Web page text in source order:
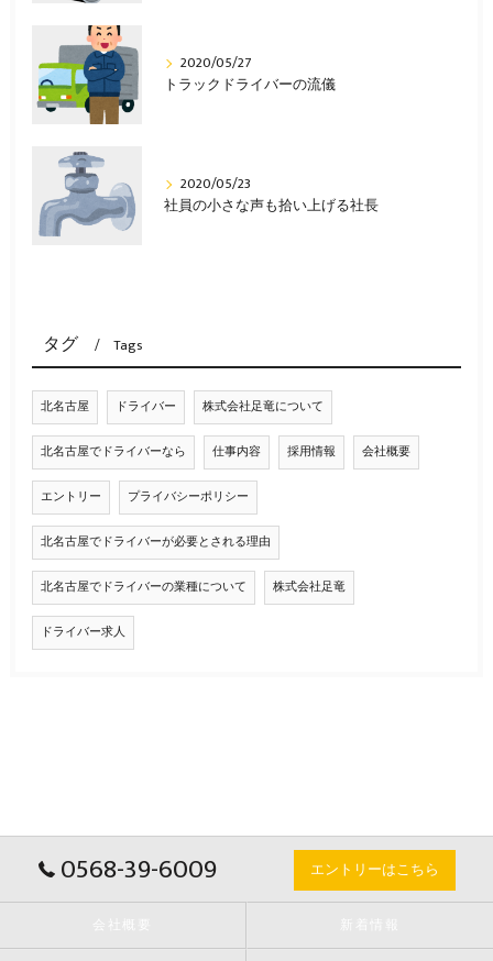
2020/05/27
トラックドライバーの流儀
2020/05/23
社員の小さな声も拾い上げる社長
タグ Tags
北名古屋 ドライバー 株式会社足竜について
北名古屋でドライバーなら 仕事内容 採用情報 会社概要
エントリー プライバシーポリシー
北名古屋でドライバーが必要とされる理由
北名古屋でドライバーの業種について 株式会社足竜
ドライバー求人
0568-39-6009 エントリーはこちら